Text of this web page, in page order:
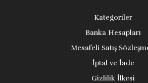
Kategoriler
Banka Hesapları
Mesafeli Satış
İptal ve İade
Gizlilik İlkesi